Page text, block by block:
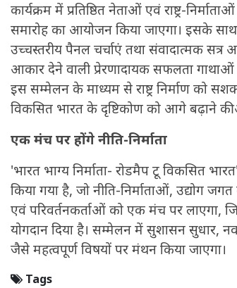
कार्यक्रम में प्रतिष्ठित नेताओं एवं राष्ट्र-
समारोह का आयोजन किया जाएगा। इसके साथ
उच्चस्तरीय पैनल चर्चाएं तथा संवादात्मक
आकार देने वाली प्रेरणादायक सफलता गाथाओं
इस सम्मेलन के माध्यम से राष्ट्र निर्माण को
विकसित भारत के दृष्टिकोण को आगे बढ़ाने की
एक मंच पर होंगे नीति-निर्माता
'भारत भाग्य निर्माता- रोडमैप टू विकसित
किया गया है, जो नीति-निर्माताओं, उद्योग
एवं परिवर्तनकर्ताओं को एक मंच पर लाएगा,
योगदान दिया है। सम्मेलन में सुशासन सुधार,
जैसे महत्वपूर्ण विषयों पर मंथन किया जाएगा।
Tags